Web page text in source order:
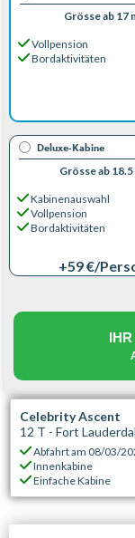
Grösse ab 17
Vollpension
Bordaktivitäten
Deluxe-Kabine
Grösse ab 18.5
Kabinenauswahl
Vollpension
Bordaktivitäten
+59 €/
Celebrity Ascent
12 T - Fort
Abfahrt am08/03/
Innenkabine
Einfache Kabine